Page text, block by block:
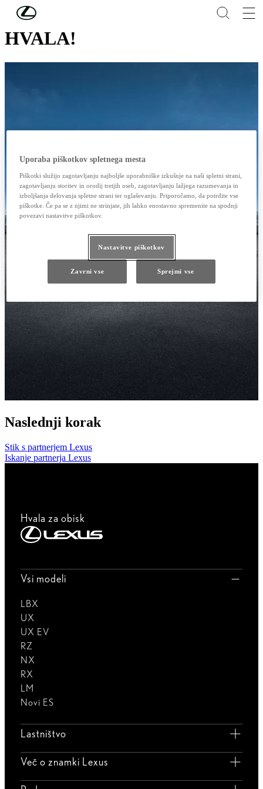
Skip to Main Content
HVALA!
Naslednji korak
Stik s partnerjem Lexus
Iskanje partnerja Lexus
Hvala za obisk
Vsi modeli
LBX
UX
UX EV
RZ
NX
RX
LM
Novi ES
Lastništvo
Več o znamki Lexus
Uporaba piškotkov spletnega mesta
Piškotki služijo zagotavljanju najboljše uporabniške izkušnje na naši spletni strani,
zagotavljanju storitev in orodij tretjih oseb, zagotavljanju lažjega razumevanja in
izboljšanja delovanja spletne strani ter oglaševanju. Priporočamo, da potrdite vse
piškotke. Če pa se z njimi ne strinjate, jih lahko enostavno spremenite na spodnji
povezavi nastavitve piškotkov.
Nastavitve piškotkov
Zavrni vse Sprejmi vse